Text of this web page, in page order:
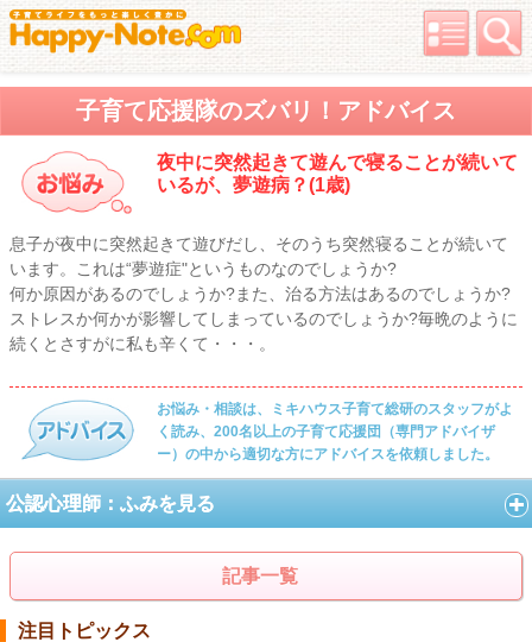
子育て応援隊のズバリ！アドバイス
夜中に突然起きて遊んで寝ることが続いて
いるが、夢遊病？(1歳)
息子が夜中に突然起きて遊びだし、そのうち突然寝ることが続いて
います。これは“夢遊症"というものなのでしょうか?
何か原因があるのでしょうか?また、治る方法はあるのでしょうか?
ストレスか何かが影響してしまっているのでしょうか?毎晩のように
続くとさすがに私も辛くて・・・。
お悩み・相談は、ミキハウス子育て総研のスタッフがよ
く読み、200名以上の子育て応援団（専門アドバイザ
ー）の中から適切な方にアドバイスを依頼しました。
公認心理師：ふみを見る
記事一覧
注目トピックス